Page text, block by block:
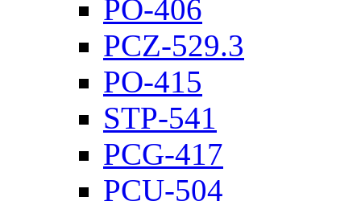
PO-406
PCZ-529.3
PO-415
STP-541
PCG-417
PCU-504